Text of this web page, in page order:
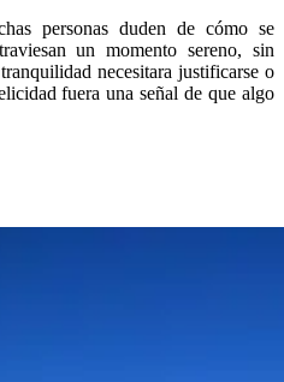
personas duden de cómo se
un momento sereno, sin
necesitara justificarse o
fuera una señal de que algo